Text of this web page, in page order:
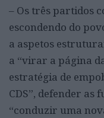
– Os três partidos
escondendo do
a aspetos
a “virar a página
estratégia de
CDS”, defender as
“conduzir uma